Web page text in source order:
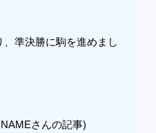
準決勝に駒を進めまし
さんの記事)